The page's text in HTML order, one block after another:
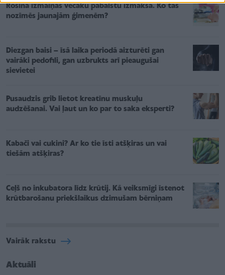
Rosina izmaiņas vecāku pabalstu izmaksā. Ko tas
nozīmēs jaunajām ģimenēm?
Diezgan baisi – īsā laika periodā aizturēti gan
vairāki pedofili, gan uzbrukts arī pieaugušai
sievietei
Pusaudzis grib lietot kreatīnu muskuļu
audzēšanai. Vai ļaut un ko par to saka eksperti?
Kabači vai cukini? Ar ko tie īsti atšķiras un vai
tiešām atšķiras?
Ceļš no inkubatora līdz krūtij. Kā veiksmīgi īstenot
krūtbarošanu priekšlaikus dzimušam bērniņam
Vairāk rakstu
Aktuāli